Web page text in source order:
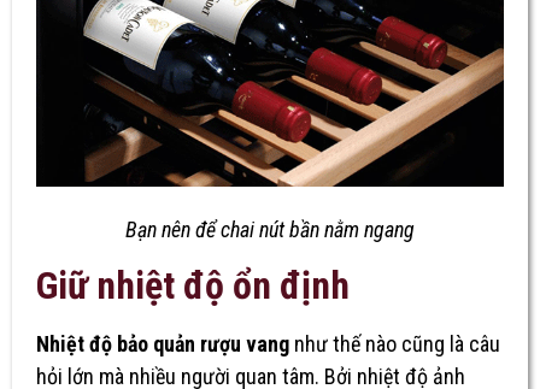
Bạn nên để chai nút bần nằm ngang
Giữ nhiệt độ ổn định
Nhiệt độ bảo quản rượu vang như thế nào cũng là câu
hỏi lớn mà nhiều người quan tâm. Bởi nhiệt độ ảnh